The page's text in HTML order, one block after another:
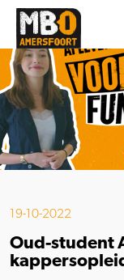
19-10-2022
Oud-student